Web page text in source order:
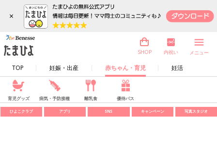
×
TOP 妊娠・出産 赤ちゃん・育児 妊活
SHOP 内祝い メニュー
育児グッズ 病気・予防接種 離乳食 優待パス
ひよこクラブ アプリ SNS キャンペーン 写真スタジオ